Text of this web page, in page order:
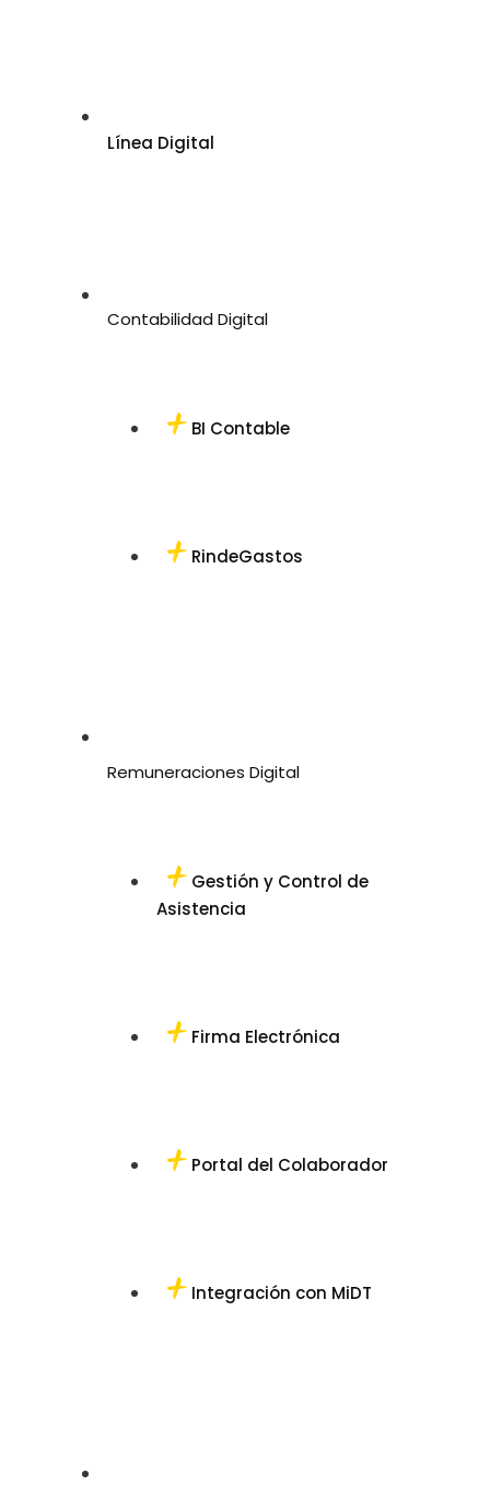
Línea Digital
Contabilidad Digital
BI Contable
RindeGastos
Remuneraciones Digital
Gestión y Control de
Asistencia
Firma Electrónica
Portal del Colaborador
Integración con MiDT